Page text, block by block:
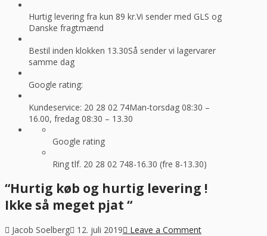
Hurtig levering fra kun 89 kr.Vi sender med GLS og
Danske fragtmænd
Bestil inden klokken 13.30Så sender vi lagervarer
samme dag
Google rating:
Kundeservice: 20 28 02 74Man-torsdag 08:30 –
16.00, fredag 08:30 – 13.30
Google rating
Ring tlf. 20 28 02 748-16.30 (fre 8-13.30)
“Hurtig køb og hurtig levering !
Ikke så meget pjat “
Jacob Soelberg 12. juli 2019 Leave a Comment